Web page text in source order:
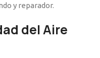
y reparador.
del Aire